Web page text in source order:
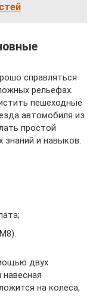
справляться
рельефах.
пешеходные
автомобиля из
простой
знаний и навыков.
двух
на колеса,